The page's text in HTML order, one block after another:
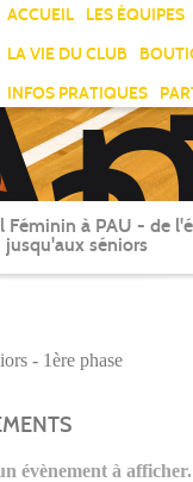
ACCUEIL LES ÉQUIPES
LA VIE DU CLUB
INFOS PRATIQUES
Féminin à PAU - de
jusqu'aux séniors
- 1ère phase
évènement à afficher.